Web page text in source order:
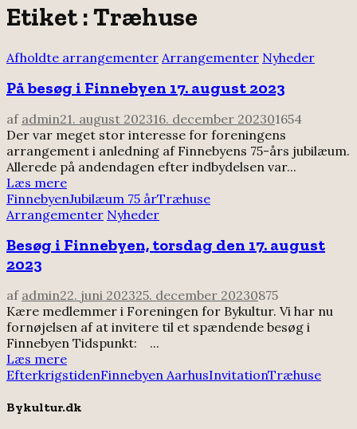
Etiket : Træhuse
Afholdte arrangementer Arrangementer Nyheder
På besøg i Finnebyen 17. august 2023
af admin21. august 202316. december 202301654
Der var meget stor interesse for foreningens
arrangement i anledning af Finnebyens 75-års jubilæum.
Allerede på andendagen efter indbydelsen var...
Læs mere
FinnebyenJubilæum 75 årTræhuse
Arrangementer Nyheder
Besøg i Finnebyen, torsdag den 17. august
2023
af admin22. juni 202325. december 20230875
Kære medlemmer i Foreningen for Bykultur. Vi har nu
fornøjelsen af at invitere til et spændende besøg i
Finnebyen Tidspunkt: ...
Læs mere
EfterkrigstidenFinnebyen AarhusInvitationTræhuse
Bykultur.dk